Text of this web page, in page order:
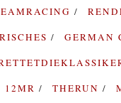
GERMAN
12MR THERUN